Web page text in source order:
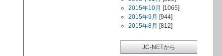
2015年10月 [1065]
2015年9月 [944]
2015年8月 [812]
JC-NETから